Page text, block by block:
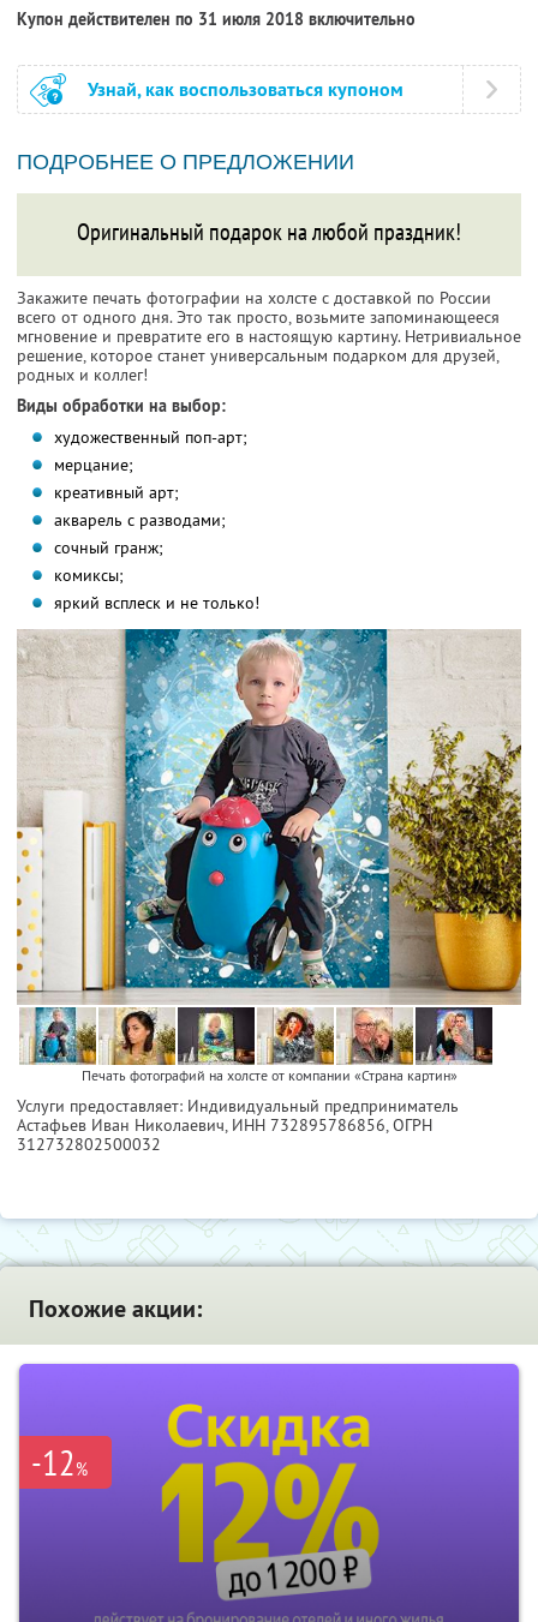
Купон действителен по 31 июля 2018 включительно
Узнай, как воспользоваться купоном
ПОДРОБНЕЕ О ПРЕДЛОЖЕНИИ
Оригинальный подарок на любой праздник!
Закажите печать фотографии на холсте с доставкой по России
всего от одного дня. Это так просто, возьмите запоминающееся
мгновение и превратите его в настоящую картину. Нетривиальное
решение, которое станет универсальным подарком для друзей,
родных и коллег!
Виды обработки на выбор:
художественный поп-арт;
мерцание;
креативный арт;
акварель с разводами;
сочный гранж;
комиксы;
яркий всплеск и не только!
Печать фотографий на холсте от компании «Страна картин»
Услуги предоставляет: Индивидуальный предприниматель
Астафьев Иван Николаевич, ИНН 732895786856, ОГРН
312732802500032
Похожие акции:
-12%